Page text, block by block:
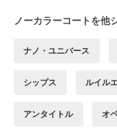
ノーカラーコートを他
ナノ・ユニバース
シップス ルイル
アンタイトル オ